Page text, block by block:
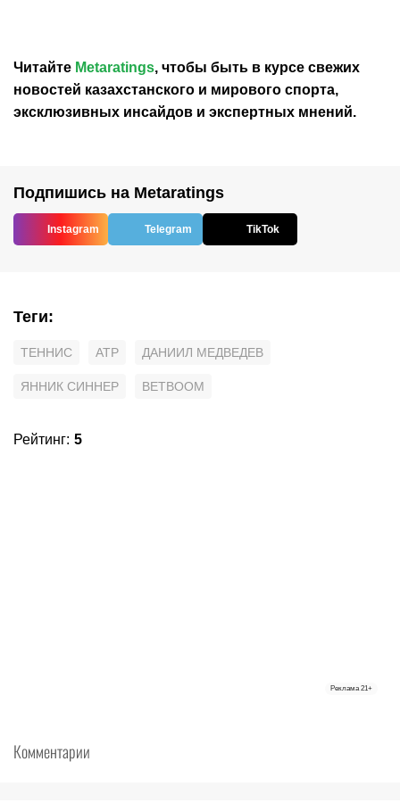
Читайте Metaratings, чтобы быть в курсе свежих
новостей казахстанского и мирового спорта,
эксклюзивных инсайдов и экспертных мнений.
Подпишись на Metaratings
Instagram Telegram TikTok
Теги:
ТЕННИС ATP ДАНИИЛ МЕДВЕДЕВ
ЯННИК СИННЕР BETBOOM
Рейтинг: 5
Реклама 21+
Комментарии